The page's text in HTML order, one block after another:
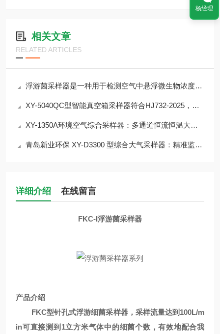
相关文章
RELATED ARTICLES
浮游菌采样器是一种用于检测空气中悬浮微生物浓度的仪器
XY-5040QC型智能真空箱采样器符合HJ732-2025，授时定位 防范篡改
XY-1350A环境空气综合采样器：多通道恒流恒温大气采样解决方案
青岛新业环保 XY-D3300 型综合大气采样器：精准监测的核心利器
详细介绍 在线留言
FKC-I浮游菌采样器
产品介绍
FKC型针孔式浮游细菌采样器，采样流量达到100L/m
in可直接测到1立方米气体中的细菌个数，有效地配合我
杨经理